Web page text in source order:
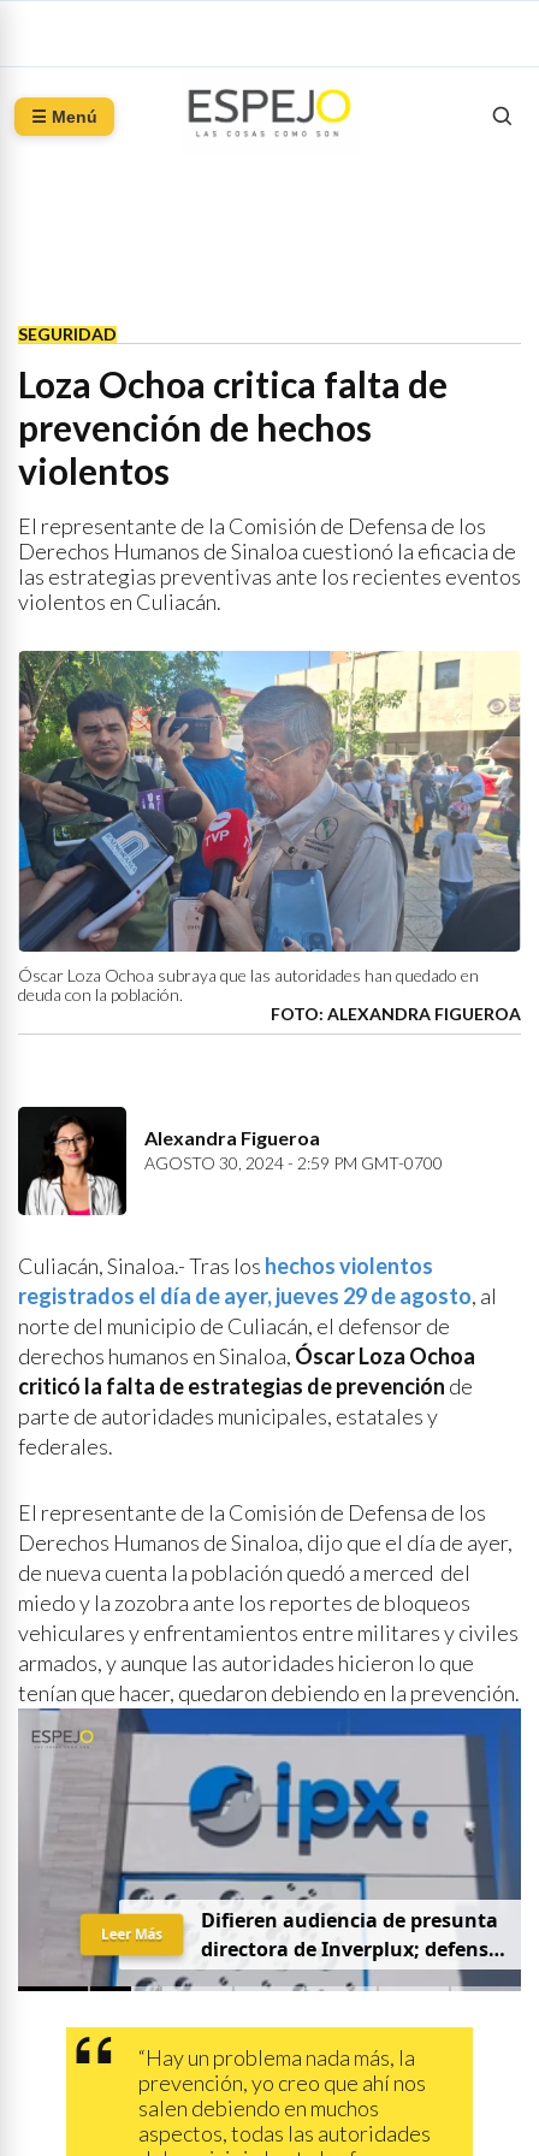
☰ Menú
SEGURIDAD
Loza Ochoa critica falta de
prevención de hechos
violentos
El representante de la Comisión de Defensa de los
Derechos Humanos de Sinaloa cuestionó la eficacia de
las estrategias preventivas ante los recientes eventos
violentos en Culiacán.
Óscar Loza Ochoa subraya que las autoridades han quedado en
deuda con la población.
FOTO: ALEXANDRA FIGUEROA
Alexandra Figueroa
AGOSTO 30, 2024 - 2:59 PM GMT-0700
Culiacán, Sinaloa.- Tras los hechos violentos
registrados el día de ayer, jueves 29 de agosto, al
norte del municipio de Culiacán, el defensor de
derechos humanos en Sinaloa, Óscar Loza Ochoa
criticó la falta de estrategias de prevención de
parte de autoridades municipales, estatales y
federales.
El representante de la Comisión de Defensa de los
Derechos Humanos de Sinaloa, dijo que el día de ayer,
de nueva cuenta la población quedó a merced del
miedo y la zozobra ante los reportes de bloqueos
vehiculares y enfrentamientos entre militares y civiles
armados, y aunque las autoridades hicieron lo que
tenían que hacer, quedaron debiendo en la prevención.
Difieren audiencia de presunta
directora deInverplux; defensa
pidequeseaprivadaysin
Leer Más
“Hay un problema nada más, la
prevención, yo creo que ahí nos
salen debiendo en muchos
aspectos, todas las autoridades